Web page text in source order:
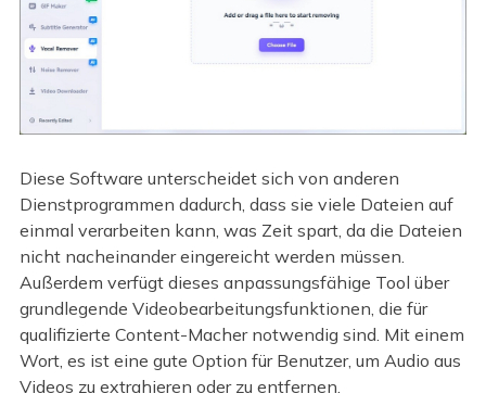
Diese Software unterscheidet sich von anderen
Dienstprogrammen dadurch, dass sie viele Dateien auf
einmal verarbeiten kann, was Zeit spart, da die Dateien
nicht nacheinander eingereicht werden müssen.
Außerdem verfügt dieses anpassungsfähige Tool über
grundlegende Videobearbeitungsfunktionen, die für
qualifizierte Content-Macher notwendig sind. Mit einem
Wort, es ist eine gute Option für Benutzer, um Audio aus
Videos zu extrahieren oder zu entfernen.